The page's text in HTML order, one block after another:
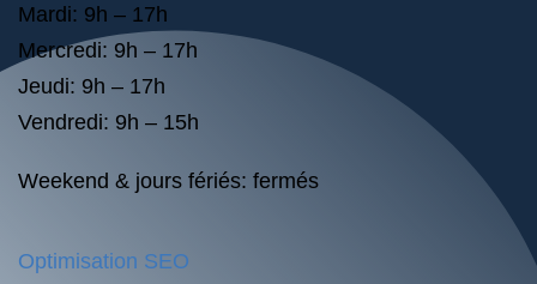
Mardi: 9h – 17h
Mercredi: 9h – 17h
Jeudi: 9h – 17h
Vendredi: 9h – 15h
Weekend & jours fériés: fermés
Optimisation SEO